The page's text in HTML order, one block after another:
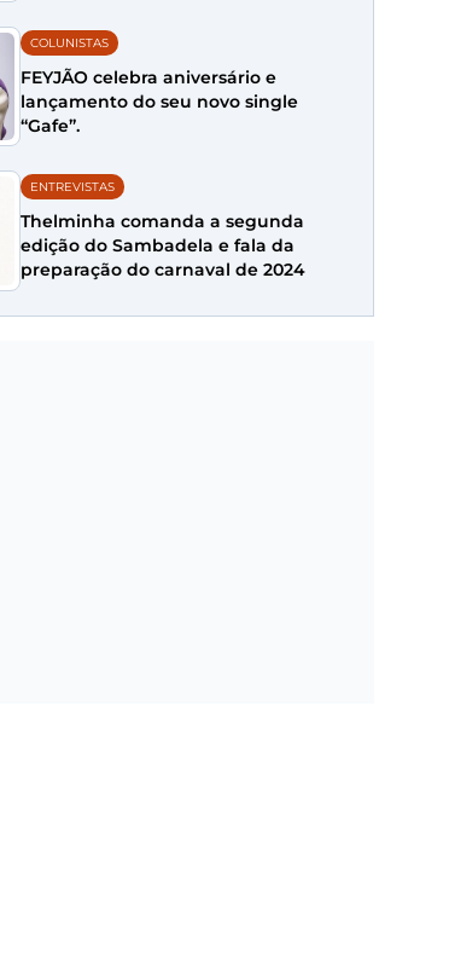
COLUNISTAS
FEYJÃO celebra aniversário e
lançamento do seu novo single
“Gafe”.
ENTREVISTAS
Thelminha comanda a segunda
edição do Sambadela e fala da
preparação do carnaval de 2024